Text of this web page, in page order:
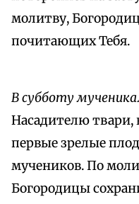
молитву,
почитающих Тебя.
В субботу
Насадителю твари,
первые зрелые
мучеников. По
Богородицы